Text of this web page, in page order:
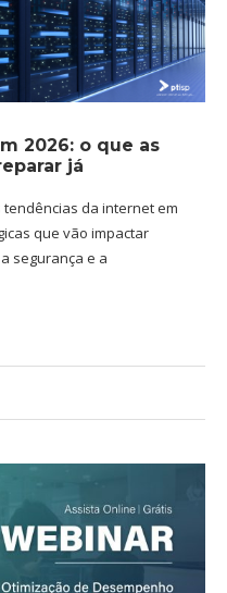
2026: o que as
já
da internet em
que vão impactar
segurança e a